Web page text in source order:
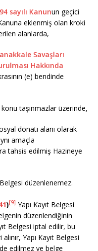
sayılı Kanunun geçici
eklenmiş olan kroki
alanlarda,
Savaşları
Hakkında
(e) bendinde
taşınmazlar üzerinde,
donatı alanı olarak
amaçla
tahsis edilmiş Hazineye
düzenlenemez.
)[9] Yapı Kayıt Belgesi
düzenlendiğinin
Belgesi iptal edilir, bu
Yapı Kayıt Belgesi
edilmez ve belge